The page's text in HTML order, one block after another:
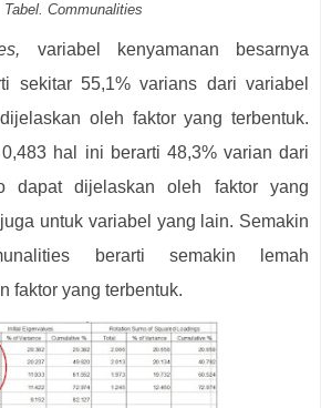
Tabel. Communalities
variabel kenyamanan besarnya
sekitar 55,1% varians dari variabel
oleh faktor yang terbentuk.
hal ini berarti 48,3% varian dari
dapat dijelaskan oleh faktor yang
untuk variabel yang lain. Semakin
berarti semakin lemah
faktor yang terbentuk.